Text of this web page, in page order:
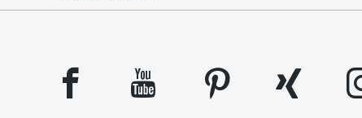
facebook youtube pinterest xing